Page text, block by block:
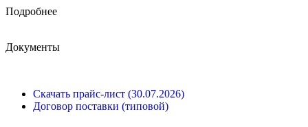
Подробнее
Документы
Скачать прайс-лист (30.07.2026)
Договор поставки (типовой)